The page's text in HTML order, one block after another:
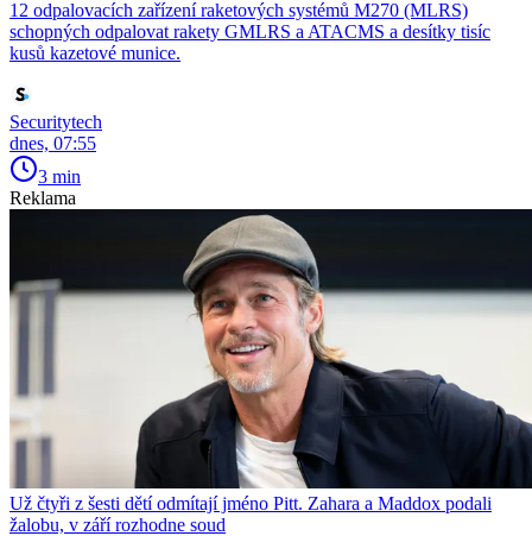
12 odpalovacích zařízení raketových systémů M270 (MLRS)
schopných odpalovat rakety GMLRS a ATACMS a desítky tisíc
kusů kazetové munice.
Securitytech
dnes, 07:55
3 min
Reklama
Už čtyři z šesti dětí odmítají jméno Pitt. Zahara a Maddox podali
žalobu, v září rozhodne soud